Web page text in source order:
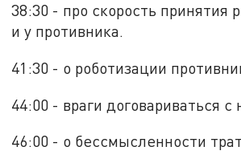
38:30 - про скорость принятия
и у противника.
41:30 - о роботизации
44:00 - враги договариваться с
46:00 - о бессмысленности